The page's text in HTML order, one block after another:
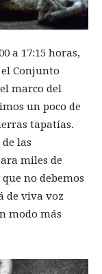
a 17:15 horas,
Conjunto
marco del
un poco de
tapatías.
las
miles de
no debemos
de viva voz
modo más